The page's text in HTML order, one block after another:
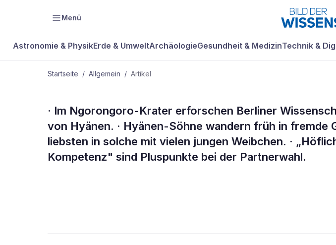
Menü
Astronomie & PhysikErde & UmweltArchäologieGesundheit & MedizinTechnik &
Startseite / Allgemein / Artikel
ALLGEMEIN
Kompakt
· Im Ngorongoro-Krater erforschen Berliner
von Hyänen. · Hyänen-Söhne wandern früh in fremde
liebsten in solche mit vielen jungen Weibchen. ·
Kompetenz" sind Pluspunkte bei der Partnerwahl.